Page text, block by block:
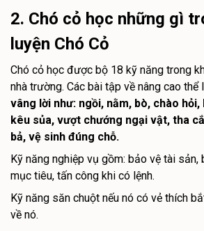
2. Chó cỏ học những gì
luyện Chó Cỏ
Chó cỏ học được bộ 18 kỹ năng trong
nhà trường. Các bài tập về nâng cao thể
vâng lời như: ngồi, nằm, bò, chào
kêu sủa, vượt chướng ngại vật, tha
bả, vệ sinh đúng chỗ.
Kỹ năng nghiệp vụ gồm: bảo vệ tài sản,
mục tiêu, tấn công khi có lệnh.
Kỹ năng săn chuột nếu nó có vẻ thích
về nó.